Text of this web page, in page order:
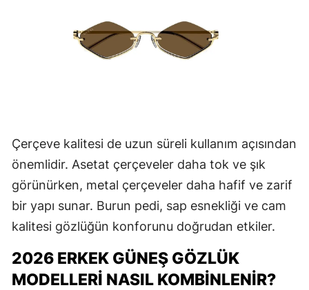
Çerçeve kalitesi de uzun süreli kullanım açısından
önemlidir. Asetat çerçeveler daha tok ve şık
görünürken, metal çerçeveler daha hafif ve zarif
bir yapı sunar. Burun pedi, sap esnekliği ve cam
kalitesi gözlüğün konforunu doğrudan etkiler.
2026 ERKEK GÜNEŞ GÖZLÜK
MODELLERI NASIL KOMBINLENIR?